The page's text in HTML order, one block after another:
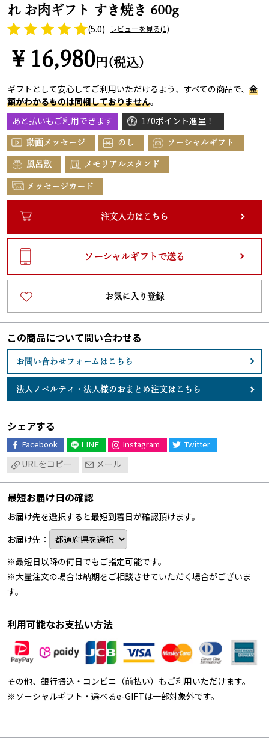
れ お肉ギフト すき焼き 600g
(5.0) レビューを見る(1)
￥16,980 円(税込)
ギフトとして安心してご利用いただけるよう、すべての商品で、 金
額がわかるものは同梱しておりません。
あと払いもご利用できます
170ポイント進呈！
動画メッセージ のし ソーシャルギフト
風呂敷 メモリアルスタンド
メッセージカード
注文入力はこちら
ソーシャルギフトで送る
お気に入り登録
この商品について問い合わせる
お問い合わせフォームはこちら
法人ノベルティ・ 法人様のおまとめ注文はこちら
シェアする
Facebook LINE Instagram Twitter
URLをコピー メール
最短お届け日の確認
お届け先を選択すると最短到着日が確認頂けます。
お届け先：
※最短日以降の何日でもご指定可能です。
※大量注文の場合は納期をご相談させていただく場合がございま
す。
利用可能なお支払い方法
その他、銀行振込・コンビニ（前払い）もご利用いただけます。
※ソーシャルギフト・選べるe-GIFTは一部対象外です。